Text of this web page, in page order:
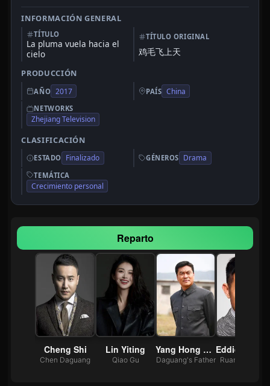
INFORMACIÓN GENERAL
TÍTULO
La pluma vuela hacia el
cielo
TÍTULO ORIGINAL
鸡毛飞上天
PRODUCCIÓN
AÑO 2017 PAÍS China
NETWORKS
Zhejiang Television
CLASIFICACIÓN
ESTADO Finalizado GÉNEROS Drama
TEMÁTICA
Crecimiento personal
Reparto
Cheng Shi
Chen Daguang
Lin Yiting
Qiao Gu
Yang Hong Wu
Daguang's Father Ruan